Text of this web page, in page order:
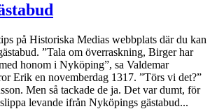
på Historiska Medias webbplats där du kan
”Tala om överraskning, Birger har
honom i Nyköping”, sa Valdemar
Erik en novemberdag 1317. ”Törs vi det?”
Men så tackade de ja. Det var dumt, för
levande ifrån Nyköpings gästabud...